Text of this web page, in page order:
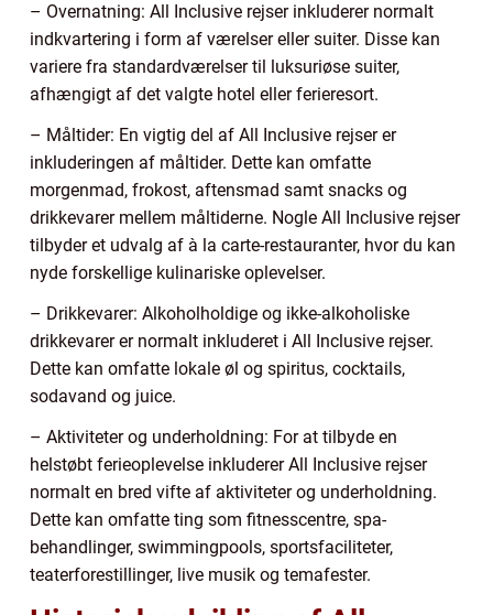
– Overnatning: All Inclusive rejser inkluderer normalt
indkvartering i form af værelser eller suiter. Disse kan
variere fra standardværelser til luksuriøse suiter,
afhængigt af det valgte hotel eller ferieresort.
– Måltider: En vigtig del af All Inclusive rejser er
inkluderingen af måltider. Dette kan omfatte
morgenmad, frokost, aftensmad samt snacks og
drikkevarer mellem måltiderne. Nogle All Inclusive rejser
tilbyder et udvalg af à la carte-restauranter, hvor du kan
nyde forskellige kulinariske oplevelser.
– Drikkevarer: Alkoholholdige og ikke-alkoholiske
drikkevarer er normalt inkluderet i All Inclusive rejser.
Dette kan omfatte lokale øl og spiritus, cocktails,
sodavand og juice.
– Aktiviteter og underholdning: For at tilbyde en
helstøbt ferieoplevelse inkluderer All Inclusive rejser
normalt en bred vifte af aktiviteter og underholdning.
Dette kan omfatte ting som fitnesscentre, spa-
behandlinger, swimmingpools, sportsfaciliteter,
teaterforestillinger, live musik og temafester.